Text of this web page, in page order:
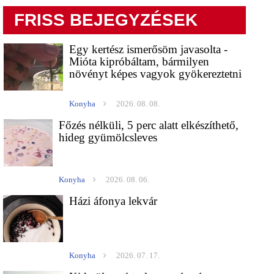
FRISS BEJEGYZÉSEK
Egy kertész ismerősöm javasolta -
Mióta kipróbáltam, bármilyen
növényt képes vagyok gyökereztetni
Konyha 2026. 08. 08.
Főzés nélküli, 5 perc alatt elkészíthető,
hideg gyümölcsleves
Konyha 2026. 08. 06.
Házi áfonya lekvár
Konyha 2026. 07. 17.